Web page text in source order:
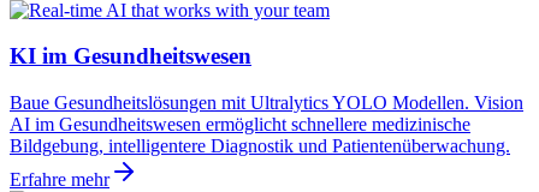
KI im Gesundheitswesen
Baue Gesundheitslösungen mit Ultralytics YOLO Modellen. Vision
AI im Gesundheitswesen ermöglicht schnellere medizinische
Bildgebung, intelligentere Diagnostik und Patientenüberwachung.
Erfahre mehr